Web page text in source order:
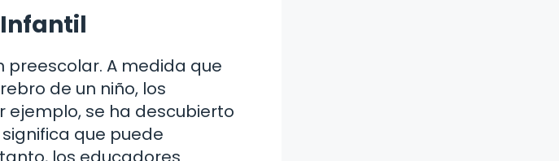
preescolar. A medida que
de un niño, los
ejemplo, se ha descubierto
que puede